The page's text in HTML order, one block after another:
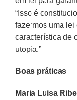
“Isso é
fazermos uma
característica de
utopia.”
Boas práticas
Maria Luisa